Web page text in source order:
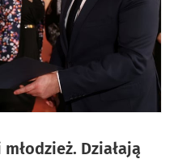
Działają